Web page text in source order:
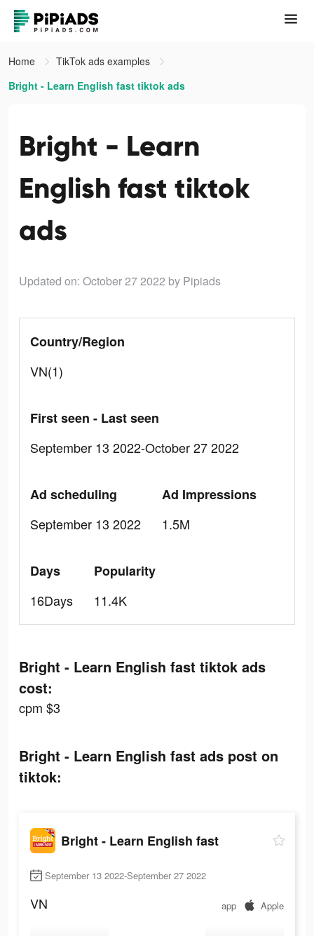
Home
TikTok ads examples
Bright - Learn English fast tiktok ads
Bright - Learn
English fast tiktok
ads
Updated on: October 27 2022 by Pipiads
Country/Region
VN(1)
First seen - Last seen
September 13 2022-October 27 2022
Ad scheduling
September 13 2022
Ad Impressions
1.5M
Days
16Days
Popularity
11.4K
Bright - Learn English fast tiktok ads
cost:
cpm $3
Bright - Learn English fast ads post on
tiktok:
Bright - Learn English fast
September 13 2022-September 27 2022
VN app Apple